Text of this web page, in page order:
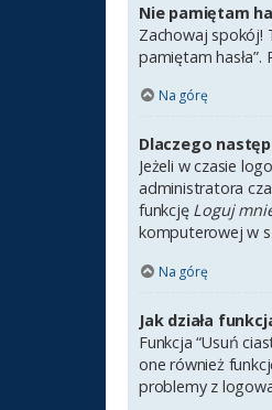
Nie pamiętam
Zachowaj spokój!
pamiętam
Na górę
Dlaczego
Jeżeli w czasie
administratora
funkcję Loguj
komputerowej w
Na górę
Jak działa
Funkcja “Usuń
one również
problemy z